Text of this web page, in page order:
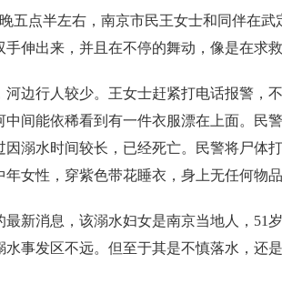
五点半左右，南京市民王女士和同伴在武
伸出来，并且在不停的舞动，像是在求救
河边行人较少。王女士赶紧打电话报警，
中间能依稀看到有一件衣服漂在上面。民
因溺水时间较长，已经死亡。民警将尸体
女性，穿紫色带花睡衣，身上无任何物品
最新消息，该溺水妇女是南京当地人，51
水事发区不远。但至于其是不慎落水，还